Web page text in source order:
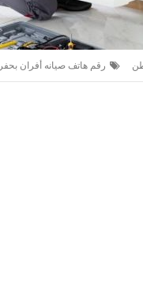
رقم هاتف صيانه أفران